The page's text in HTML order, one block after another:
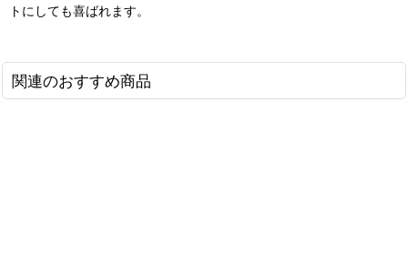
トにしても喜ばれます。
関連のおすすめ商品